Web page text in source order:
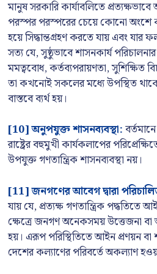
মানুষ সরকারি কার্যাবলিতে
পরস্পর পরস্পরের চেয়ে কোনো অংশে
হয়ে সিদ্ধান্তগ্রহণ করতে যায় এবং
সত্য যে, সুষ্ঠুভাবে শাসনকার্য
মমত্ববোধ, কর্তব্যপরায়ণতা, সুশিক্ষিত
তা কখনোই সকলের মধ্যে উপস্থিত
বাস্তবে ব্যর্থ হয়।
[10] অনুপযুক্ত শাসনব্যবস্থা:
রাষ্ট্রের বহুমুখী কার্যকলাপের
উপযুক্ত গণতান্ত্রিক শাসনব্যবস্থা নয়।
[11] জনগণের আবেগ দ্বারা
যায় যে, প্রত্যক্ষ গণতান্ত্রিক পদ্ধতিতে
ক্ষেত্রে জনগণ অনেকসময় উত্তেজনা বা
হয়। এরূপ পরিস্থিতিতে আইন প্রণয়ন বা
দেশের কল্যাণের পরিবর্তে অকল্যাণ